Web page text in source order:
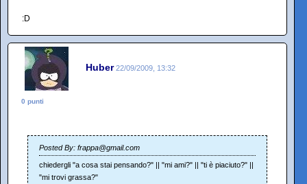
:D
Huber 22/09/2009, 13:32
0 punti
Posted By: frappa@gmail.com
chiedergli "a cosa stai pensando?" || "mi ami?" || "ti è piaciuto?" ||
"mi trovi grassa?"